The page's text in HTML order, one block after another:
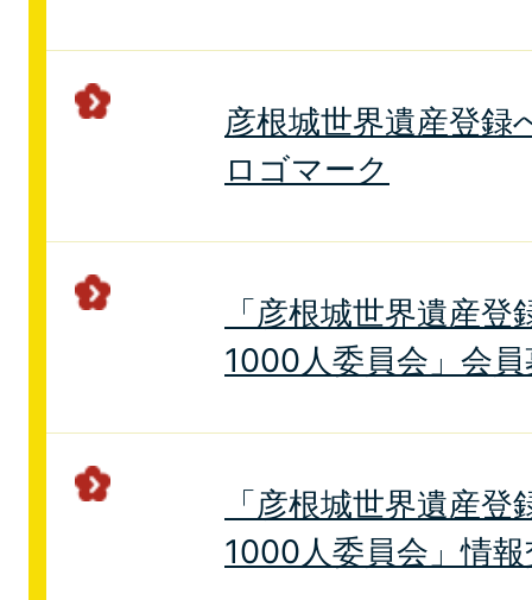
彦根城世界遺産登録
ロゴマーク
「彦根城世界遺産
1000人委員会」会
「彦根城世界遺産
1000人委員会」情